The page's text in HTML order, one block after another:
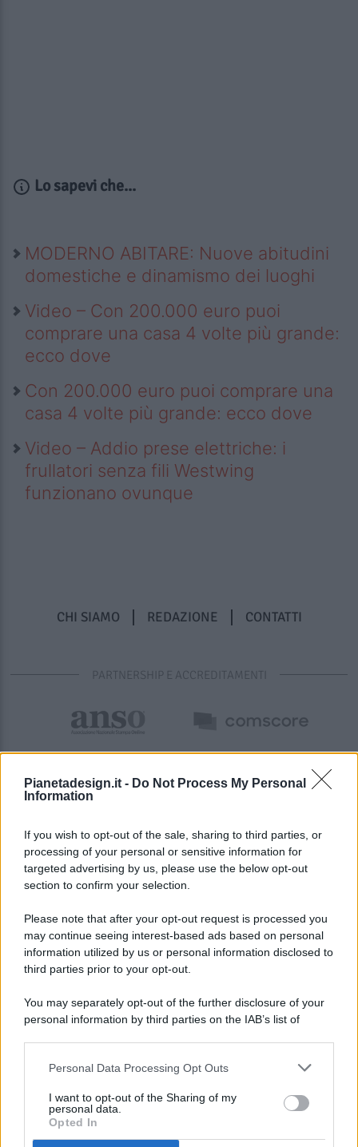
Pianetadesign.it - Do Not Process My Personal
Information
If you wish to opt-out of the sale, sharing to third parties, or
processing of your personal or sensitive information for
targeted advertising by us, please use the below opt-out
section to confirm your selection.
Please note that after your opt-out request is processed you
may continue seeing interest-based ads based on personal
information utilized by us or personal information disclosed to
third parties prior to your opt-out.
You may separately opt-out of the further disclosure of your
personal information by third parties on the IAB’s list of
This information may also be disclosed by us to third parties
disclose it to other third parties.
Personal Data Processing Opt Outs
I want to opt-out of the Sharing of my
personal data.
Opted In
Lo sapevi che...
MODERNO ABITARE: Nuove abitudini
domestiche e dinamismo dei luoghi
Video – Con 200.000 euro puoi
comprare una casa 4 volte più grande:
ecco dove
Con 200.000 euro puoi comprare una
casa 4 volte più grande: ecco dove
Video – Addio prese elettriche: i
frullatori senza fili Westwing
funzionano ovunque
CHI SIAMO REDAZIONE CONTATTI
PARTNERSHIP E ACCREDITAMENTI
© 2026 - Pianeta Design - P.IVA 04827280654 - Testata
Registrata Al Tribunale Di Nocera Inferiore N. 8/2020 - RG N.
ISCRIZIONE AL ROC N. 35792 – ISCRITTA ALL’ANSO
(ASSOCIAZIONE NAZIONALE STAMPA ONLINE)
PREFERENZE PRIVACY